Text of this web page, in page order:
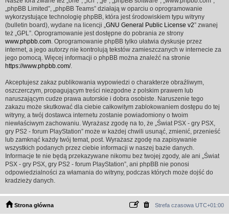
„phpBB Limited”, „phpBB Teams” działają w oparciu o oprogramowanie
wykorzystujące technologię phpBB, która jest środowiskiem typu witryny
(bulletin board), wydane na licencji „GNU General Public License v2” zwanej
też „GPL”. Oprogramowanie jest dostępne do pobrania ze strony
www.phpbb.com. Oprogramowanie phpBB tylko ułatwia dyskusje przez
internet, a jego autorzy nie kontrolują tekstów zamieszczanych w internecie za
jego pomocą. Więcej informacji o phpBB można znaleźć na stronie
https://www.phpbb.com/.
Akceptujesz zakaz publikowania wypowiedzi o charakterze obraźliwym,
oszczerczym, propagującym treści niezgodne z polskim prawem lub
naruszającym cudze prawa autorskie i dobra osobiste. Naruszenie tego
zakazu może skutkować dla ciebie całkowitym zablokowaniem dostępu do tej
witryny, a twój dostawca internetu zostanie powiadomiony o twoim
niewłaściwym zachowaniu. Wyrażasz zgodę na to, że „Świat PSX - gry PSX,
gry PS2 - forum PlayStation” może w każdej chwili usunąć, zmienić, przenieść
lub zamknąć każdy twój temat, post. Wyrażasz zgodę na zapisywanie
wszystkich podanych przez ciebie informacji w naszej bazie danych.
Informacje te nie będą przekazywane nikomu bez twojej zgody, ale ani „Świat
PSX - gry PSX, gry PS2 - forum PlayStation”, ani phpBB nie ponosi
odpowiedzialności za włamania do witryny, podczas których może dojść do
kradzieży danych.
Strona główna Strefa czasowa UTC+01:00